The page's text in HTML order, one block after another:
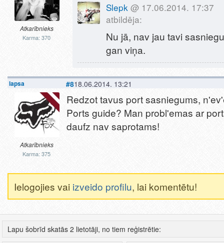
Atkarībnieks
Karma: 370
Slepk @ 17.06.2014. 17:37
atbildēja:
Nu jā, nav jau tavi
gan viņa.
lapsa
Atkarībnieks
Karma: 375
#818.06.2014. 13:21
Redzot tavus port sasniegums,
Ports guide? Man probl'emas ar
daufz nav saprotams!
Ielogojies vai izveido profilu, lai komentētu!
Lapu šobrīd skatās 2 lietotāji, no tiem reģistrētie: